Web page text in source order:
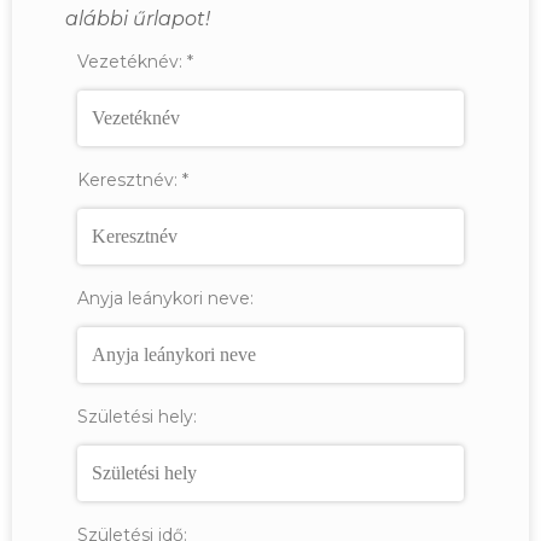
alábbi űrlapot!
Vezetéknév: *
Keresztnév: *
Anyja leánykori neve:
Születési hely:
Születési idő: